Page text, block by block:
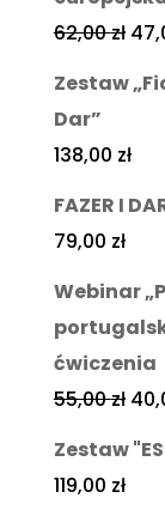
62,00zł
Zestaw
Dar”
138,00 zł
FAZER I
79,00 zł
Webinar
ćwiczenia
55,00zł
Zestaw
119,00 zł